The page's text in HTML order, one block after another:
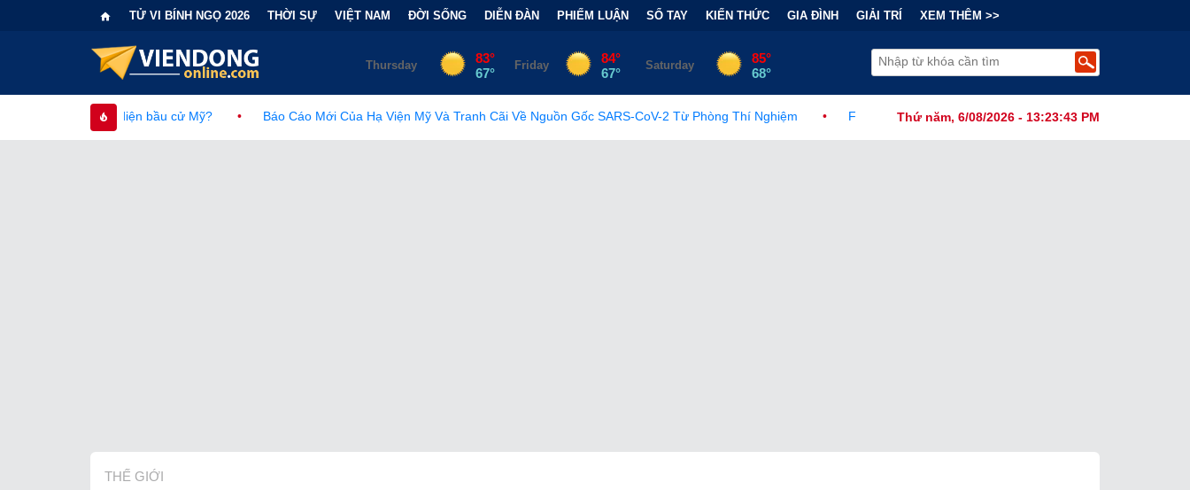
TỬ VI BÍNH NGỌ 2026 THỜI SỰ VIỆT NAM ĐỜI SỐNG DIỄN ĐÀN PHIẾM LUẬN SỔ TAY KIẾN THỨC GIA ĐÌNH GIẢI TRÍ XEM THÊM >>
Thứ năm, 6/08/2026 - 13:23:44 PM
Báo Cáo Mới Của Hạ Viện Mỹ Và Tranh Cãi Về Nguồn Gốc SARS-CoV-2 Từ Phòng Thí Nghiệm • FCC Chính Thức Ban Hành Lệnh Cấm Robot Hút Bụi Thông Minh Sản Xuất Tại
THẾ GIỚI